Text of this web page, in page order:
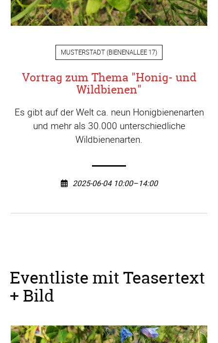
MUSTERSTADT (BIENENALLEE 17)
Vortrag zum Thema "Honig- und
Wildbienen"
Es gibt auf der Welt ca. neun Honigbienenarten
und mehr als 30.000 unterschiedliche
Wildbienenarten.
2025-06-04 10:00–14:00
Eventliste mit Teasertext
+ Bild